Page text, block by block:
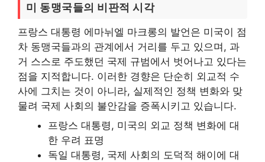
미 동맹국들의 비판적 시각
프랑스 대통령 에마뉘엘 마크롱의 발언은 미국이 점
차 동맹국들과의 관계에서 거리를 두고 있으며, 과
거 스스로 주도했던 국제 규범에서 벗어나고 있다는
점을 지적합니다. 이러한 경향은 단순히 외교적 수
사에 그치는 것이 아니라, 실제적인 정책 변화와 맞
물려 국제 사회의 불안감을 증폭시키고 있습니다.
프랑스 대통령, 미국의 외교 정책 변화에 대
한 우려 표명
독일 대통령, 국제 사회의 도덕적 해이에 대